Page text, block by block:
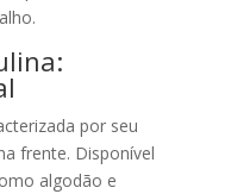
por seu
frente. Disponível
algodão e